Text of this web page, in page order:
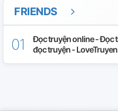
FRIENDS
Đọc truyện online - Đọc
đọc truyện - LoveTruyen